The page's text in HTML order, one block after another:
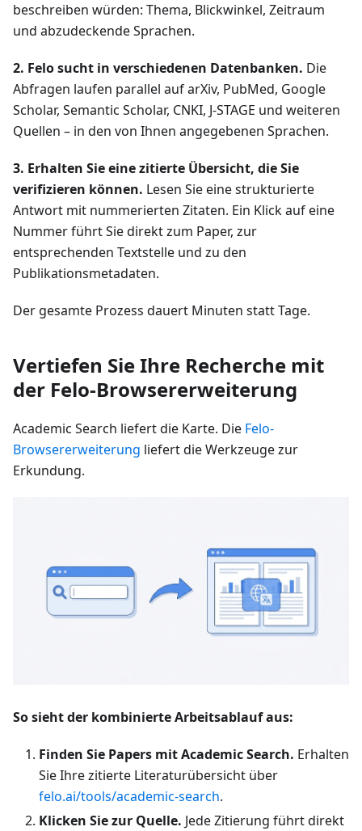
beschreiben würden: Thema, Blickwinkel, Zeitraum
und abzudeckende Sprachen.
2. Felo sucht in verschiedenen Datenbanken. Die
Abfragen laufen parallel auf arXiv, PubMed, Google
Scholar, Semantic Scholar, CNKI, J-STAGE und weiteren
Quellen – in den von Ihnen angegebenen Sprachen.
3. Erhalten Sie eine zitierte Übersicht, die Sie
verifizieren können. Lesen Sie eine strukturierte
Antwort mit nummerierten Zitaten. Ein Klick auf eine
Nummer führt Sie direkt zum Paper, zur
entsprechenden Textstelle und zu den
Publikationsmetadaten.
Der gesamte Prozess dauert Minuten statt Tage.
Vertiefen Sie Ihre Recherche mit
der Felo-Browsererweiterung
Academic Search liefert die Karte. Die Felo-
Browsererweiterung liefert die Werkzeuge zur
Erkundung.
So sieht der kombinierte Arbeitsablauf aus:
Finden Sie Papers mit Academic Search. Erhalten
Sie Ihre zitierte Literaturübersicht über
felo.ai/tools/academic-search.
Klicken Sie zur Quelle. Jede Zitierung führt direkt